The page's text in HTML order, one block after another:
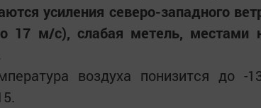
усиления северо-западного
17 м/с), слабая метель, местами
воздуха понизится до -